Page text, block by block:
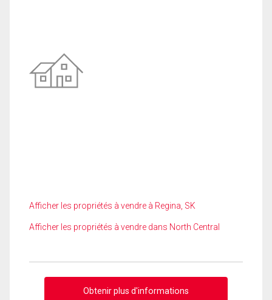
Afficher les propriétés à vendre à Regina, SK
Afficher les propriétés à vendre dans North Central
Obtenir plus d'informations